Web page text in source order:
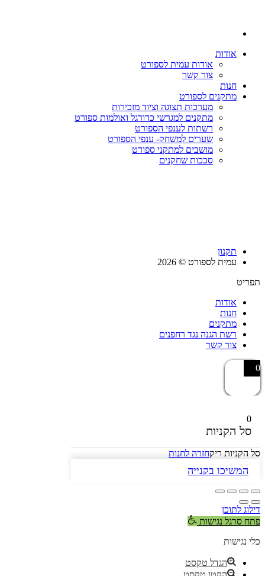
אודות
אודות עמית לספורט
צור קשר
חנות
מתקנים לספורט
מערכות תצוגה וציוד מזכירות
מתקנים למגרשי כדורגל ואולמות ספורט
רשתות לענפי הספורט
שערים למשחק- ענפי הספורט
מושבים למתקני ספורט
סככות שחקנים
תקנון
עמית לספורט © 2026
תפריט
אודות
חנות
מתקנים
רשת הגנה נגד רחפנים
צור קשר
0
0
סל הקניות
סל הקניות ריקחזרה לחנות
המשיכו בקנייה
דילוג לתוכן
פתח סרגל נגישות
כלי נגישות
הגדל טקסט